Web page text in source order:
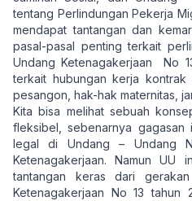
tentang Perlindungan Pekerja
mendapat tantangan dan
pasal-pasal penting terkait
Undang Ketenagakerjaan No
terkait hubungan kerja kontrak
pesangon, hak-hak maternitas,
Kita bisa melihat sebuah
fleksibel, sebenarnya gagasan
legal di Undang – Undang
Ketenagakerjaan. Namun UU
tantangan keras dari
Ketenagakerjaan No 13 tahun